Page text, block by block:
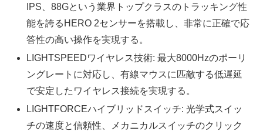
IPS、88Gという業界トップクラスのトラッキング性
能を誇るHERO 2センサーを搭載し、非常に正確で応
答性の高い操作を実現する。
LIGHTSPEEDワイヤレス技術: 最大8000Hzのポーリ
ングレートに対応し、有線マウスに匹敵する低遅延
で安定したワイヤレス接続を実現する。
LIGHTFORCEハイブリッドスイッチ: 光学式スイッ
チの速度と信頼性、メカニカルスイッチのクリック